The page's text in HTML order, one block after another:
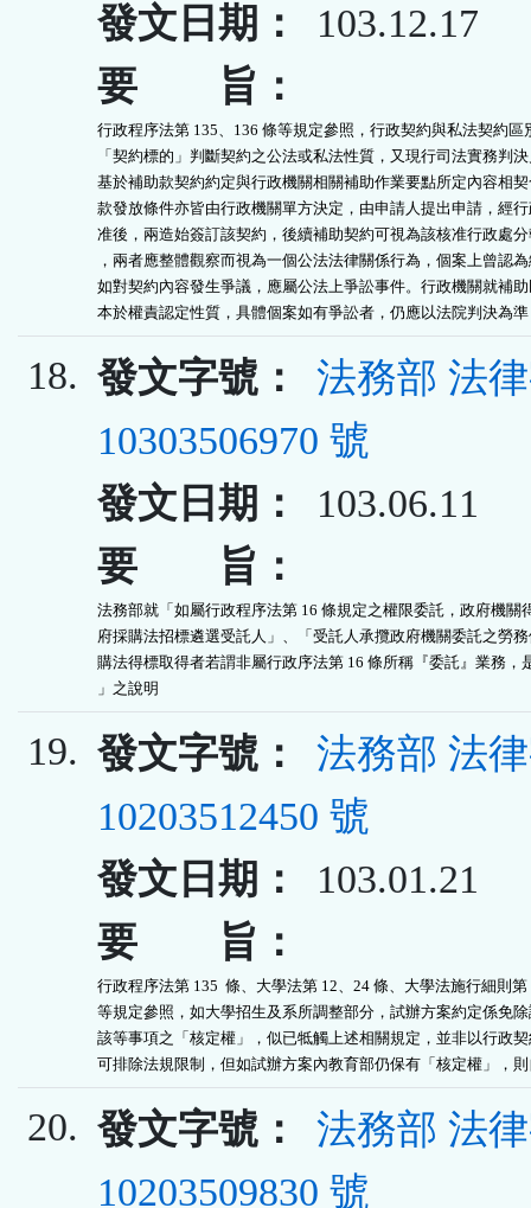
發文日期：
103.12.17
要 旨：
行政程序法第 135、136 條等規定參照，行政契約與私法契約區
「契約標的」判斷契約之公法或私法性質，又現行司法實務判
基於補助款契約約定與行政機關相關補助作業要點所定內容相
款發放條件亦皆由行政機關單方決定，由申請人提出申請，經
准後，兩造始簽訂該契約，後續補助契約可視為該核准行政處
，兩者應整體觀察而視為一個公法法律關係行為，個案上曾認
如對契約內容發生爭議，應屬公法上爭訟事件。行政機關就補
本於權責認定性質，具體個案如有爭訟者，仍應以法院判決為準
18. 發文字號：
法務部 法
10303506970 號
發文日期：
103.06.11
要 旨：
法務部就「如屬行政程序法第 16 條規定之權限委託，政府機關
府採購法招標遴選受託人」、「受託人承攬政府機關委託之勞
購法得標取得者若謂非屬行政序法第 16 條所稱『委託』業務，
」之說明
19. 發文字號：
法務部 法
10203512450 號
發文日期：
103.01.21
要 旨：
行政程序法第 135  條、大學法第 12、24 條、大學法施行細則第
等規定參照，如大學招生及系所調整部分，試辦方案約定係免
該等事項之「核定權」，似已牴觸上述相關規定，並非以行政
可排除法規限制，但如試辦方案內教育部仍保有「核定權」，
20. 發文字號：
法務部 法
10203509830 號